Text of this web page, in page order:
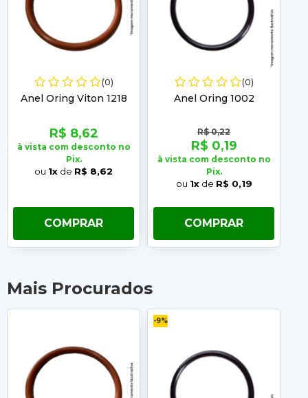
(0)
Anel Oring Viton 1218
R$ 8,62
à vista com desconto no
Pix.
ou 1x de R$ 8,62
COMPRAR
(0)
Anel Oring 1002
R$ 0,22
R$ 0,19
à vista com desconto no
Pix.
ou 1xde R$ 0,19
COMPRAR
Mais Procurados
-9%